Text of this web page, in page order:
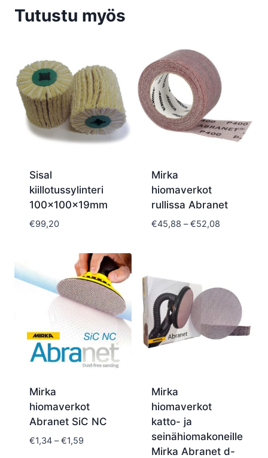
Tutustu myös
Sisal
kiillotussylinteri
100x100x19mm
€99,20
Mirka
hiomaverkot
rullissa Abranet
€45,88 – €52,08
Mirka
hiomaverkot
Abranet SiC NC
€1,34 – €1,59Hintaluokka:
Mirka
hiomaverkot
katto- ja
seinähiomakoneille
Mirka Abranet d-